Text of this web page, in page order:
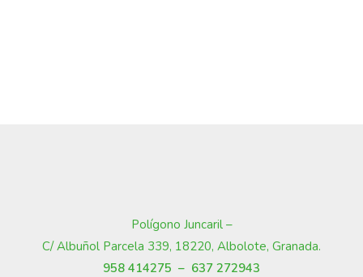
Polígono Juncaril –
C/ Albuñol Parcela 339, 18220, Albolote, Granada.
958 414275 – 637 272943